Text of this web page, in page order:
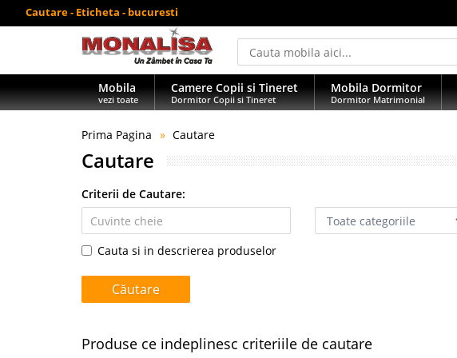
Cautare - Eticheta - bucuresti
Mobila
vezi toate
Camere Copii si Tineret
Dormitor Copii si Tineret
Mobila Dormitor
Dormitor Matrimonial
Prima Pagina Cautare
Cautare
Criterii de Cautare:
Cauta si in descrierea produselor
Produse ce indeplinesc criteriile de cautare